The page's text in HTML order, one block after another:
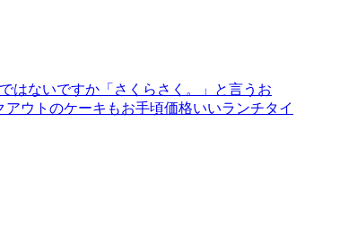
はないですか「さくらさく。」と言うお
ウトのケーキもお手頃価格いいランチタイ